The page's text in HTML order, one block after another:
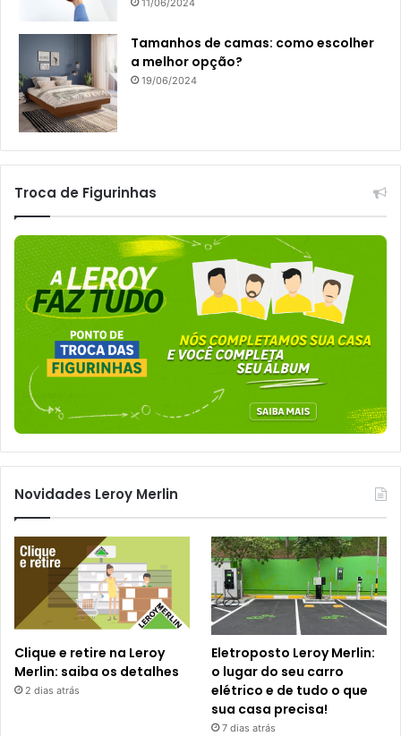
Tamanhos de camas: como escolher
a melhor opção?
19/06/2024
Troca de Figurinhas
Novidades Leroy Merlin
Clique e retire na Leroy
Merlin: saiba os detalhes
2 dias atrás
Eletroposto Leroy Merlin:
o lugar do seu carro
elétrico e de tudo o que
sua casa precisa!
7 dias atrás